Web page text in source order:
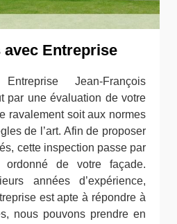
avec Entreprise
Jean-François
par une évaluation de votre
ravalement soit aux normes
de l’art. Afin de proposer
cette inspection passe par
de votre façade.
années d’expérience,
est apte à répondre à
nous pouvons prendre en